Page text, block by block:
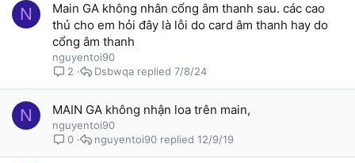
N
Main GA không nhân cổng âm thanh sau. các cao
thủ cho em hỏi đây là lỗi do card âm thanh hay do
cổng âm thanh
nguyentoi90
2
7/8/24
Dsbwqa
N MAIN GA không nhận loa trên main,
nguyentoi90
0
12/9/19
nguyentoi90